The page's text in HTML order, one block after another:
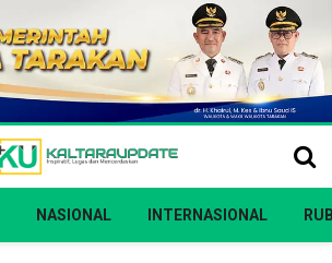
NASIONAL INTERNASIONAL